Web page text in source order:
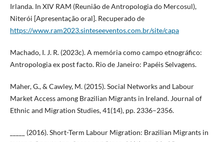
Irlanda. In XIV RAM (Reunião de Antropologia do Mercosul),
Niterói [Apresentação oral]. Recuperado de
https://www.ram2023.sinteseeventos.com.br/site/capa
Machado, I. J. R. (2023c). A memória como campo etnográfico:
Antropologia ex post facto. Rio de Janeiro: Papéis Selvagens.
Maher, G., & Cawley, M. (2015). Social Networks and Labour
Market Access among Brazilian Migrants in Ireland. Journal of
Ethnic and Migration Studies, 41(14), pp. 2336–2356.
_____ (2016). Short-Term Labour Migration: Brazilian Migrants in